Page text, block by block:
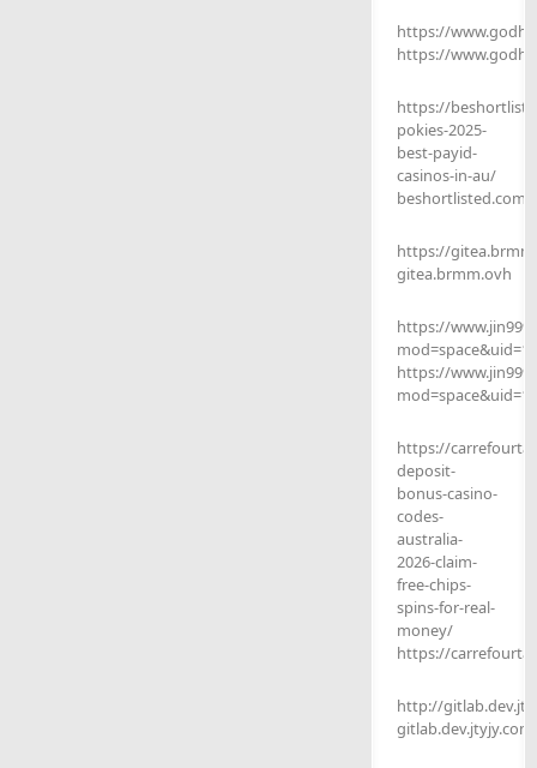
https://
https://
https://
pokies-2025-
best-payid-
casinos-in-au/
beshortlisted.com
https://
gitea.brmm.ovh
https://
https://
https://
deposit-
bonus-casino-
codes-
australia-
2026-claim-
free-chips-
spins-for-real-
money/
https://
http://
gitlab.dev.jtyjy.com